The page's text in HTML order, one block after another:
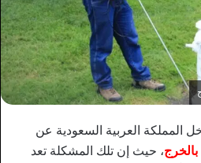
المملكة العربية السعودية عن
، حيث إن تلك المشكلة تعد